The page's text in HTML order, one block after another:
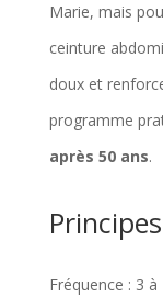
Marie, mais
ceinture
doux et
programme
après 50 ans.
Fréquence : 3